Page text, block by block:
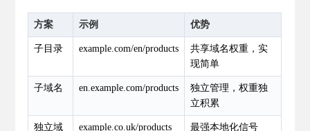
方案 示例 优势
子目录 example.com/en/products
共享域名权重，实
现简单
子域名 en.example.com/products
独立管理，权重独
立积累
独立域
example.co.uk/products 最强本地化信号